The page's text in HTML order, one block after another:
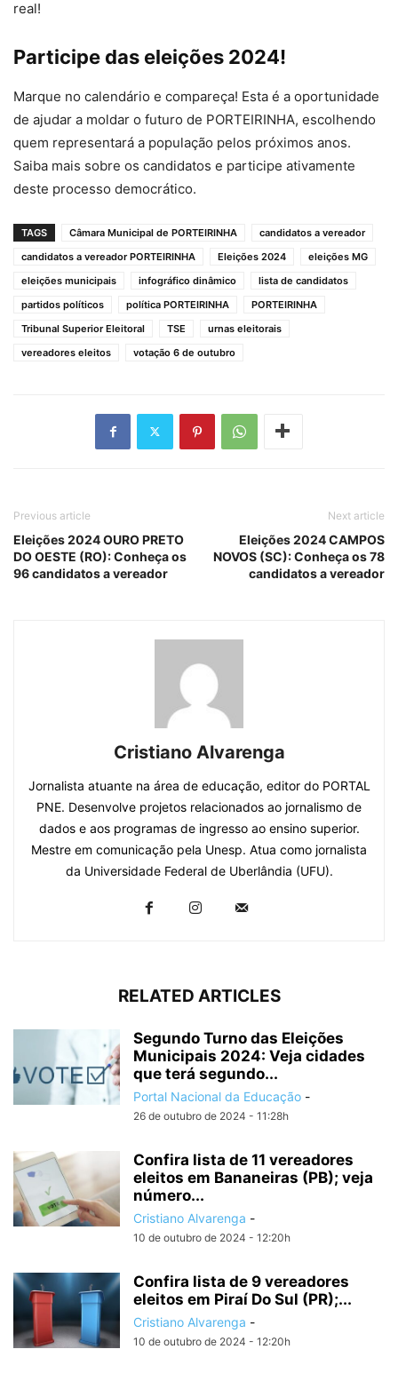
real!
Participe das eleições 2024!
Marque no calendário e compareça! Esta é a oportunidade
de ajudar a moldar o futuro de PORTEIRINHA, escolhendo
quem representará a população pelos próximos anos.
Saiba mais sobre os candidatos e participe ativamente
deste processo democrático.
TAGS Câmara Municipal de PORTEIRINHA
candidatos a vereador
candidatos a vereador PORTEIRINHA
Eleições 2024
eleições MG
eleições municipais
infográfico dinâmico
lista de candidatos
partidos políticos
política PORTEIRINHA
PORTEIRINHA
Tribunal Superior Eleitoral
TSE
urnas eleitorais
vereadores eleitos
votação 6 de outubro
Previous article
Eleições 2024 OURO PRETO
DO OESTE (RO): Conheça os
96 candidatos a vereador
Next article
Eleições 2024 CAMPOS
NOVOS (SC): Conheça os 78
candidatos a vereador
Cristiano Alvarenga
Jornalista atuante na área de educação, editor do PORTAL
PNE. Desenvolve projetos relacionados ao jornalismo de
dados e aos programas de ingresso ao ensino superior.
Mestre em comunicação pela Unesp. Atua como jornalista
da Universidade Federal de Uberlândia (UFU).
RELATED ARTICLES
Segundo Turno das Eleições
Municipais 2024: Veja cidades
que terá segundo...
Portal Nacional da Educação -
26 de outubro de 2024 - 11:28h
Confira lista de 11 vereadores
eleitos em Bananeiras (PB); veja
número...
Cristiano Alvarenga -
10 de outubro de 2024 - 12:20h
Confira lista de 9 vereadores
eleitos em Piraí Do Sul (PR);...
Cristiano Alvarenga -
10 de outubro de 2024 - 12:20h